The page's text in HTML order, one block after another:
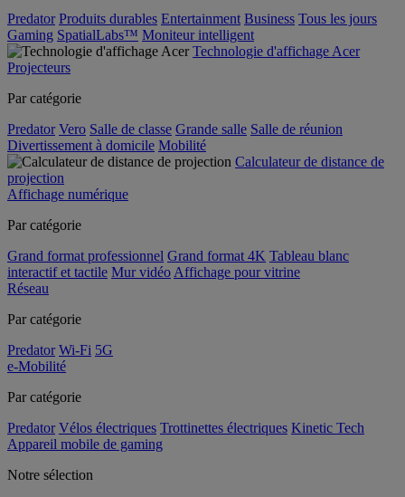
Predator Produits durables Entertainment Business Tous les jours
Gaming SpatialLabs™ Moniteur intelligent
Technologie d'affichage Acer
Projecteurs
Par catégorie
Predator Vero Salle de classe Grande salle Salle de réunion
Divertissement à domicile Mobilité
Calculateur de distance de
projection
Affichage numérique
Par catégorie
Grand format professionnel Grand format 4K Tableau blanc
interactif et tactile Mur vidéo Affichage pour vitrine
Réseau
Par catégorie
Predator Wi-Fi 5G
e-Mobilité
Par catégorie
Predator Vélos électriques Trottinettes électriques Kinetic Tech
Appareil mobile de gaming
Notre sélection